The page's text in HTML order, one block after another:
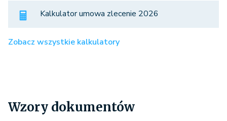
Kalkulator umowa zlecenie 2026
Zobacz wszystkie kalkulatory
Wzory dokumentów